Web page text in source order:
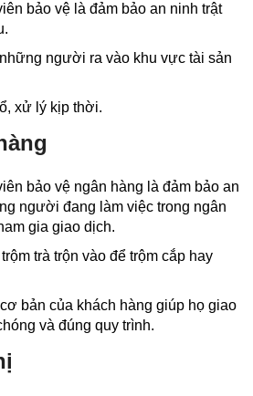
bảo vệ là đảm bảo an ninh trật
người ra vào khu vực tài sản
xử lý kịp thời.
bảo vệ ngân hàng là đảm bảo an
người đang làm việc trong ngân
gia giao dịch.
trà trộn vào để trộm cắp hay
bản của khách hàng giúp họ giao
và đúng quy trình.